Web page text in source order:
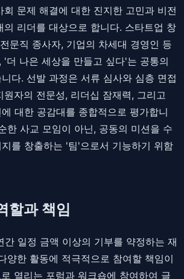
회 문제 해결에 대한 진지한 고민과 비전
리더를 대상으로 합니다. 스타트업 창
문직 종사자, 기업의 차세대 경영인 등
'더 나은 세상을 만들고 싶다'는 공통의
다. 선발 과정은 서류 심사와 심층 면접
원자의 전문성, 리더십 잠재력, 그리고
대한 공감대를 종합적으로 평가합니
한 사교 모임이 아닌, 공동의 미션을 수
를 창출하는 '팀'으로서 기능하기 위함
할과 책임
간 일정 금액 이상의 기부를 약정하는 재
양한 활동에 적극적으로 참여할 책임이
열리는 포럼과 워크숍에 참여하여 글